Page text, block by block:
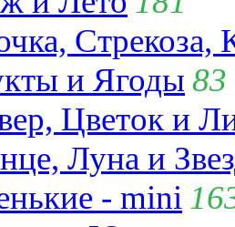
и Ягоды 83
Цветок и
Луна и
- mini